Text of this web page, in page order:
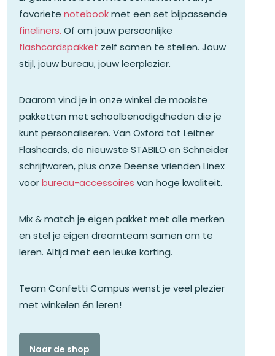
favorietenotebookmet een set bijpassende
fineliners. Of om jouw persoonlijke
flashcardspakket zelf samen te stellen. Jouw
stijl, jouw bureau, jouw leerplezier.
Daarom vind je in onze winkel de mooiste
pakketten met schoolbenodigdheden die je
kunt personaliseren. Van Oxford tot Leitner
Flashcards, de nieuwste STABILO en Schneider
schrijfwaren, plus onze Deense vrienden Linex
voorbureau-accessoires van hoge kwaliteit.
Mix & match je eigen pakket met alle merken
en stel je eigen dreamteam samen om te
leren. Altijd met een leuke korting.
Team Confetti Campus wenst je veel plezier
met winkelen én leren!
Naar de shop